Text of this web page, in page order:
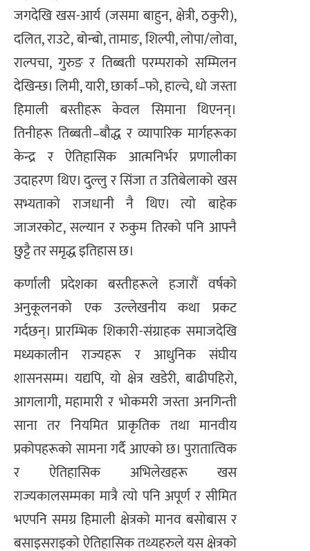
जगदेखि खस-आर्य (जसमा बाहुन, क्षेत्री, ठकुरी),
दलित, राउटे, बोन्बो, तामाङ, शिल्पी, लोपा/लोवा,
राल्पचा, गुरुङ र तिब्बती परम्पराको सम्मिलन
देखिन्छ। लिमी, यारी, छार्का–फो, हाल्चे, धो जस्ता
हिमाली बस्तीहरू केवल सिमाना थिएनन्।
तिनीहरू तिब्बती–बौद्ध र व्यापारिक मार्गहरूका
केन्द्र र ऐतिहासिक आत्मनिर्भर प्रणालीका
उदाहरण थिए। दुल्लु र सिंजा त उतिबेलाको खस
सभ्यताको राजधानी नै थिए। त्यो बाहेक
जाजरकोट, सल्यान र रुकुम तिरको पनि आफ्नै
छुट्टै तर समृद्ध इतिहास छ।
कर्णाली प्रदेशका बस्तीहरूले हजारौं वर्षको
अनुकूलनको एक उल्लेखनीय कथा प्रकट
गर्दछन्। प्रारम्भिक शिकारी-संग्राहक समाजदेखि
मध्यकालीन राज्यहरू र आधुनिक संघीय
शासनसम्म। यद्यपि, यो क्षेत्र खडेरी, बाढीपहिरो,
आगलागी, महामारी र भोकमरी जस्ता अनगिन्ती
साना तर नियमित प्राकृतिक तथा मानवीय
प्रकोपहरूको सामना गर्दै आएको छ। पुरातात्विक
र ऐतिहासिक अभिलेखहरू खस
राज्यकालसम्मका मात्रै त्यो पनि अपूर्ण र सीमित
भएपनि समग्र हिमाली क्षेत्रको मानव बसोबास र
बसाइसराइको ऐतिहासिक तथ्यहरुले यस क्षेत्रको